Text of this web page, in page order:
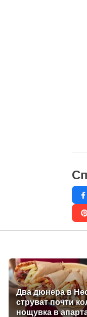
Два дюнера в
струват почти
нощувка в